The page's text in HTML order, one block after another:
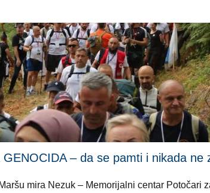
– da se pamti i nikada ne
mira Nezuk – Memorijalni centar Potočari